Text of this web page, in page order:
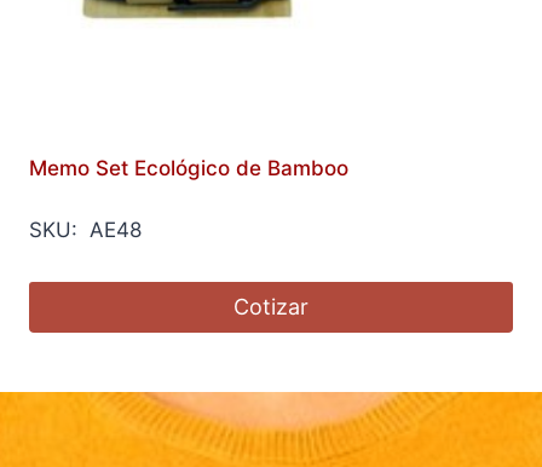
Memo Set Ecológico de Bamboo
SKU: AE48
Cotizar